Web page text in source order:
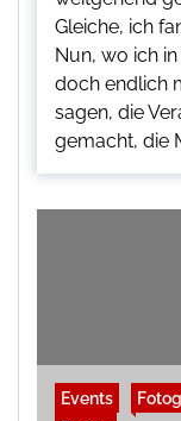
Gleiche, ich
Nun, wo ich
doch endlich
sagen, die
gemacht, die
Events